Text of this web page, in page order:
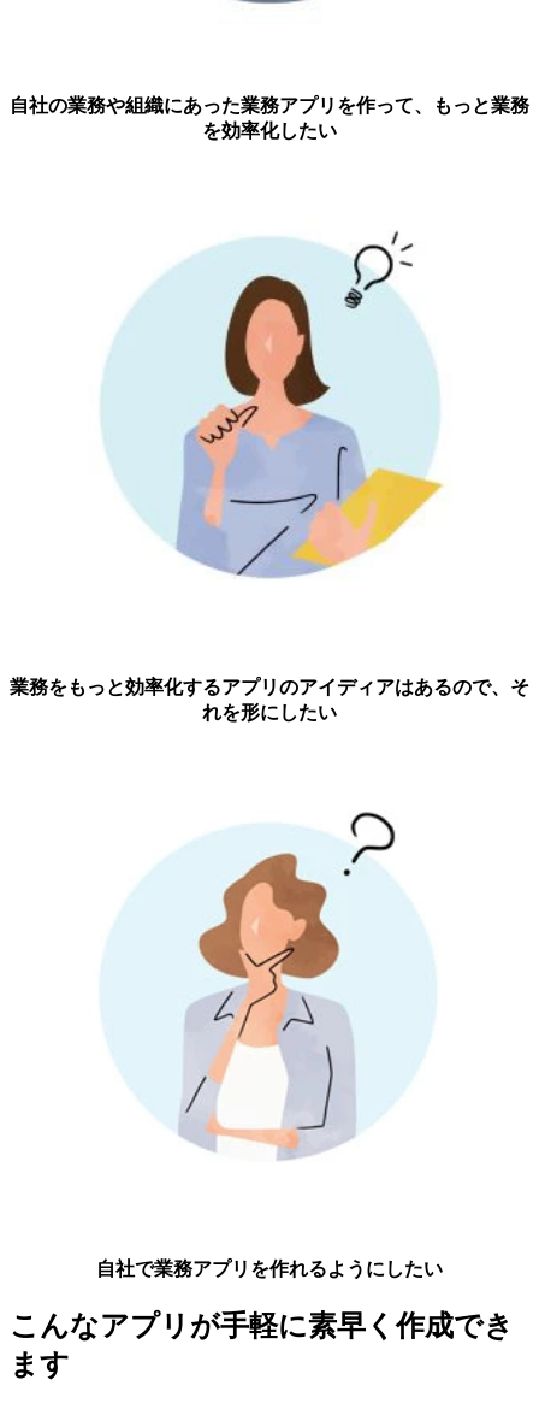
自社の業務や組織にあった業務アプリを作って、もっと業務
を効率化したい
業務をもっと効率化するアプリのアイディアはあるので、そ
れを形にしたい
自社で業務アプリを作れるようにしたい
こんなアプリが手軽に素早く作成でき
ます